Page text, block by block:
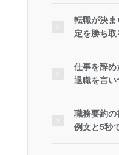
転職が決ま
定を勝ち
仕事を辞め
退職を言い
職務要約の
例文と5秒